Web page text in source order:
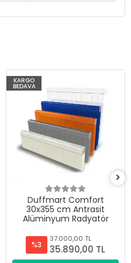
KARGO
BEDAVA
Duffmart Comfort
30x355 cm Antrasit
Alüminyum Radyatör
%3
37.000,00 TL
35.890,00 TL